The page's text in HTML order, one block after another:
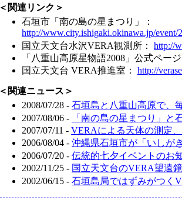
＜関連リンク＞
石垣市「南の島の星まつり」：
http://www.city.ishigaki.okinawa.jp/event/
国立天文台水沢VERA観測所： http://
「八重山高原星物語2008」公式ページ
国立天文台 VERA推進室： http://
＜関連ニュース＞
2008/07/28 - 石垣島と八重山高原で、
2007/08/06 -
「南の島の星まつり」と
2007/07/11 - VERAによる天体の測定
2006/08/04 - 沖縄県石垣市が「いしが
2006/07/20 - 伝統的七夕イベントのお
2002/11/25 - 国立天文台のVERA望遠
2002/06/15 - 石垣島局ではずみがつく